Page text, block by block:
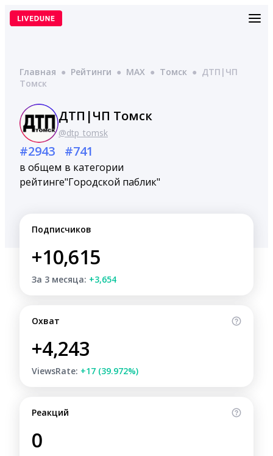
Перейти
Главная ● Рейтинги ● MAX ● Томск ● ДТП|ЧП
Томск
ДТП|ЧП Томск
@dtp_tomsk
#2943
в общем
рейтинге
#741
в категории
"Городской паблик"
Подписчиков
+10,615
За 3 месяца: +3,654
Охват
+4,243
ViewsRate: +17 (39.972%)
Реакций
0